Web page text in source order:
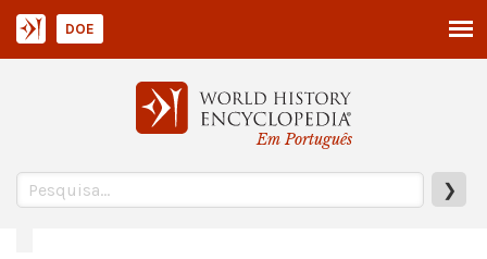
Em Português
❯
DOE